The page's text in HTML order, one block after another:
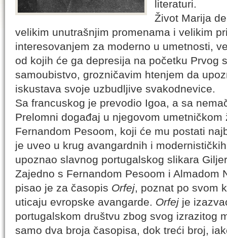
literaturi.
Život Marija
velikim unutrašnjim promenama i velikim
interesovanjem za moderno u umetnosti,
od kojih će ga depresija na početku Prvog
samoubistvo, grozničavim htenjem da
iskustava svoje uzbudljive svakodnevice.
Sa francuskog je prevodio Igoa, a sa
Prelomni događaj u njegovom
Fernandom Pesoom, koji će mu postati
je uveo u krug avangardnih i
upoznao slavnog portugalskog slikara
Zajedno s Fernandom Pesoom i Almadom
pisao je za časopis Orfej, poznat po svom
uticaju evropske avangarde. Orfej je
portugalskom društvu zbog svog izrazitog
samo dva broja časopisa, dok treći broj,